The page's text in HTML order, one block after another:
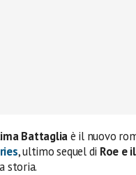
Battagliaè il nuovo
, ultimo sequel di Roe e
storia.